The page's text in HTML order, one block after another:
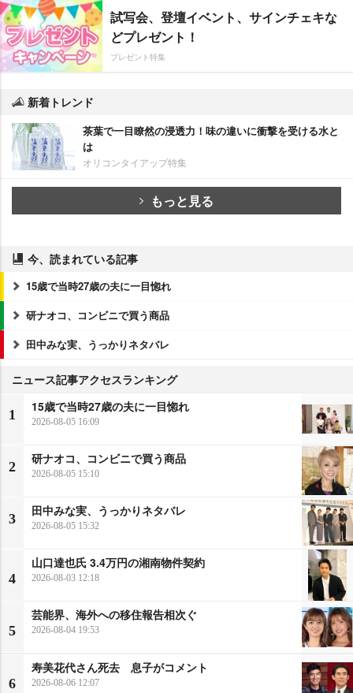
試写会、登壇イベント、サインチェキな
どプレゼント！
プレゼント特集
新着トレンド
茶葉で一目瞭然の浸透力！味の違いに衝撃を受ける水と
は
オリコンタイアップ特集
もっと見る
今、読まれている記事
15歳で当時27歳の夫に一目惚れ
研ナオコ、コンビニで買う商品
田中みな実、うっかりネタバレ
ニュース記事アクセスランキング
1
15歳で当時27歳の夫に一目惚れ
2026-08-05 16:09
2
研ナオコ、コンビニで買う商品
2026-08-05 15:10
3
田中みな実、うっかりネタバレ
2026-08-05 15:32
4
山口達也氏 3.4万円の湘南物件契約
2026-08-03 12:18
5
芸能界、海外への移住報告相次ぐ
2026-08-04 19:53
6
寿美花代さん死去 息子がコメント
2026-08-06 12:07